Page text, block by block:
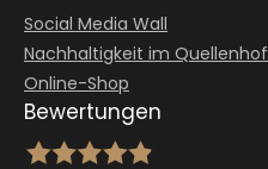
Social Media Wall
Nachhaltigkeit im Quellenhof
Online-Shop
Bewertungen